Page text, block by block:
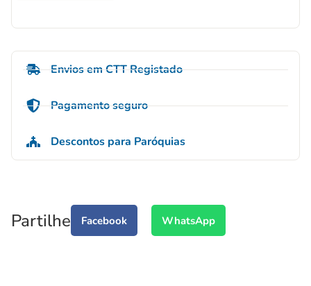
Envios em CTT Registado
Pagamento seguro
Descontos para Paróquias
Partilhe Facebook WhatsApp